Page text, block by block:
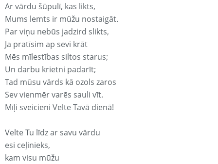
Ar vārdu šūpulī, kas likts,
Mums lemts ir mūžu nostaigāt.
Par viņu nebūs jadzird slikts,
Ja pratīsim ap sevi krāt
Mēs mīlestības siltos starus;
Un darbu krietni padarīt;
Tad mūsu vārds kā ozols zaros
Sev vienmēr varēs sauli vīt.
Mīļi sveicieni Velte Tavā dienā!
Velte Tu līdz ar savu vārdu
esi ceļinieks,
kam visu mūžu